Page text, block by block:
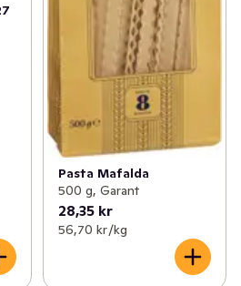
Pasta Mafalda
500 g, Garant
28,35 kr
56,70 kr /kg